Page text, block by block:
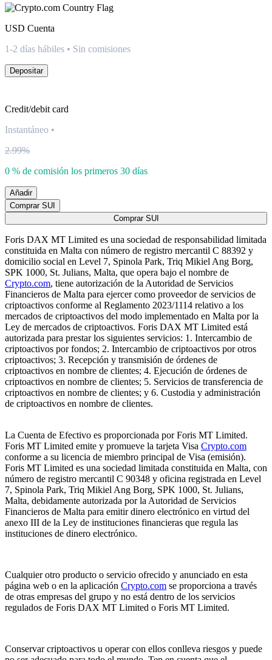
USD Cuenta
1-2 días hábiles • Sin comisiones
Depositar
Credit/debit card
Instantáneo •
2.99%
0 % de comisión los primeros 30 días
Añadir
Comprar SUI
Comprar SUI
Foris DAX MT Limited es una sociedad de responsabilidad limitada
constituida en Malta con número de registro mercantil C 88392 y
domicilio social en Level 7, Spinola Park, Triq Mikiel Ang Borg,
SPK 1000, St. Julians, Malta, que opera bajo el nombre de
Crypto.com, tiene autorización de la Autoridad de Servicios
Financieros de Malta para ejercer como proveedor de servicios de
criptoactivos conforme al Reglamento 2023/1114 relativo a los
mercados de criptoactivos del modo implementado en Malta por la
Ley de mercados de criptoactivos. Foris DAX MT Limited está
autorizada para prestar los siguientes servicios: 1. Intercambio de
criptoactivos por fondos; 2. Intercambio de criptoactivos por otros
criptoactivos; 3. Recepción y transmisión de órdenes de
criptoactivos en nombre de clientes; 4. Ejecución de órdenes de
criptoactivos en nombre de clientes; 5. Servicios de transferencia de
criptoactivos en nombre de clientes; y 6. Custodia y administración
de criptoactivos en nombre de clientes.
La Cuenta de Efectivo es proporcionada por Foris MT Limited.
Foris MT Limited emite y promueve la tarjeta Visa Crypto.com
conforme a su licencia de miembro principal de Visa (emisión).
Foris MT Limited es una sociedad limitada constituida en Malta, con
número de registro mercantil C 90348 y oficina registrada en Level
7, Spinola Park, Triq Mikiel Ang Borg, SPK 1000, St. Julians,
Malta, debidamente autorizada por la Autoridad de Servicios
Financieros de Malta para emitir dinero electrónico en virtud del
anexo III de la Ley de instituciones financieras que regula las
instituciones de dinero electrónico.
Cualquier otro producto o servicio ofrecido y anunciado en esta
página web o en la aplicación Crypto.com se proporciona a través
de otras empresas del grupo y no está dentro de los servicios
regulados de Foris DAX MT Limited o Foris MT Limited.
Conservar criptoactivos u operar con ellos conlleva riesgos y puede